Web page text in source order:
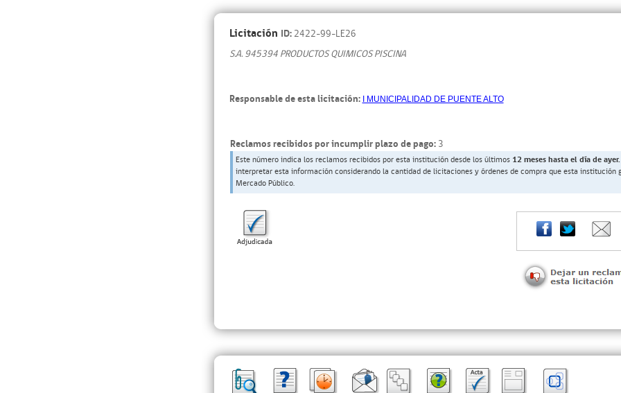
Licitación ID: 2422-99-LE26
S.A. 945394 PRODUCTOS QUIMICOS PISCINA
Responsable de esta licitación: I MUNICIPALIDAD DE PUENTE ALTO
Reclamos recibidos por incumplir plazo de pago: 3
Este número indica los reclamos recibidos por esta institución desde los últimos 12 meses hasta el día de ayer.
interpretar esta información considerando la cantidad de licitaciones y órdenes de compra que esta institución
Mercado Público.